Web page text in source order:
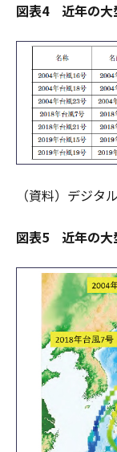
図表4 近年の大
（資料）デジタ
図表5 近年の大